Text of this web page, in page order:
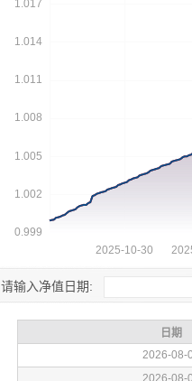
请输入净值日期: